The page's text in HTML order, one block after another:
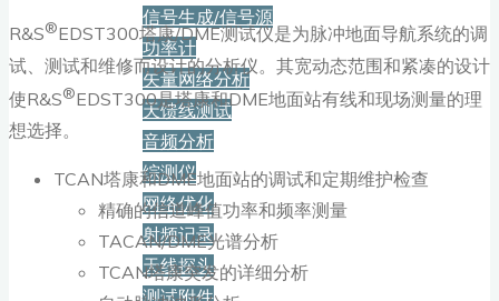
信号生成/信号源
功率计
矢量网络分析
天馈线测试
音频分析
综测仪
网络优化
射频记录
天线探头
测试附件
R&S®EDST300塔康/DME测试仪是为脉冲地面导航系统的调
试、测试和维修而设计的分析仪。其宽动态范围和紧凑的设计
使R&S®EDST300是塔康和DME地面站有线和现场测量的理
想选择。
TCAN塔康和DME地面站的调试和定期维护检查
精确的信道峰值功率和频率测量
TACAN/DME光谱分析
TCAN塔康突发的详细分析